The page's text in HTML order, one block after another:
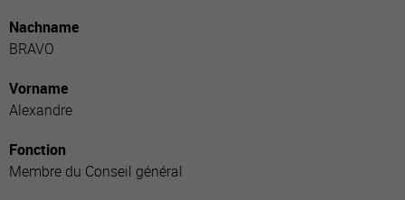
Nachname
BRAVO
Vorname
Alexandre
Fonction
Membre du Conseil général